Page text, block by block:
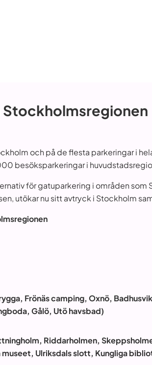
Stockholmsregionen
och på de flesta parkeringar i
besöksparkeringar i
för gatuparkering i områden som
utökar nu sitt avtryck i Stockholm
Frönäs camping, Oxnö,
Gålö, Utö havsbad)
Riddarholmen,
Ulriksdals slott, Kungliga